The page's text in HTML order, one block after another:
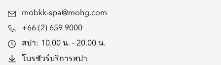
mobkk-spa@mohg.com
+66 (2) 659 9000
สปา: 10.00 น. - 20.00 น.
โบรชัวร์บริการสปา